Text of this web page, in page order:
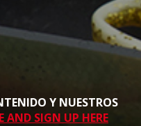
Y NUESTROS
AND SIGN UP HERE